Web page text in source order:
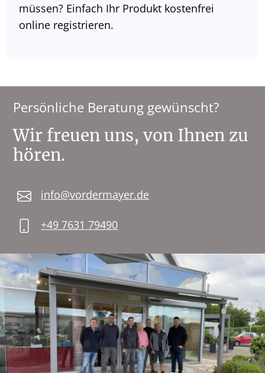
müssen? Einfach Ihr Produkt kostenfrei
online registrieren.
Persönliche Beratung gewünscht?
Wir freuen uns, von Ihnen zu
hören.
info@vordermayer.de
+49 7631 79490